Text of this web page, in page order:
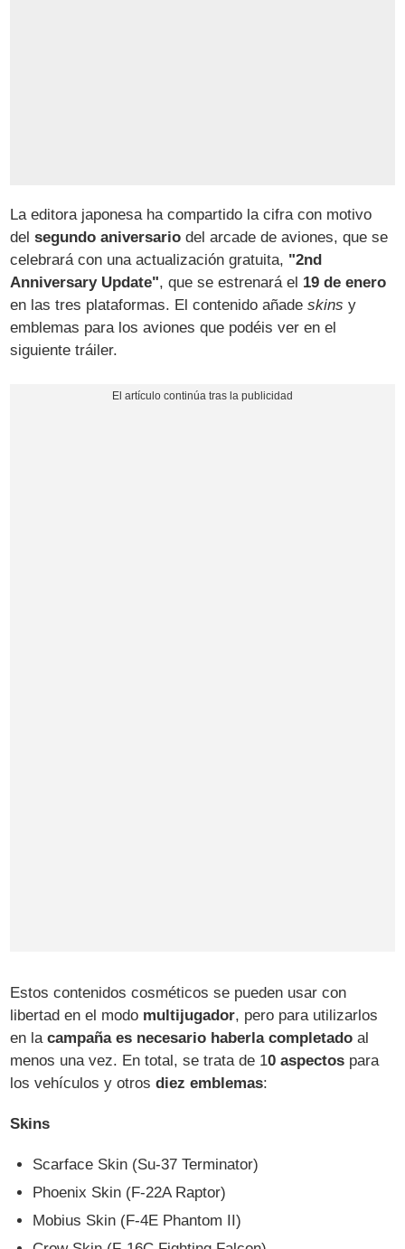
La editora japonesa ha compartido la cifra con motivo
delsegundo aniversario del arcade de aviones, que se
celebrará con una actualización gratuita, "2nd
Anniversary Update", que se estrenará el 19 de enero
en las tres plataformas. El contenido añadeskins y
emblemas para los aviones que podéis ver en el
siguiente tráiler.
Estos contenidos cosméticos se pueden usar con
libertad en el modo multijugador, pero para utilizarlos
en lacampaña es necesario haberla completado al
menos una vez. En total, se trata de 10 aspectos para
los vehículos y otrosdiez emblemas:
Skins
Scarface Skin (Su-37 Terminator)
Phoenix Skin (F-22A Raptor)
Mobius Skin (F-4E Phantom II)